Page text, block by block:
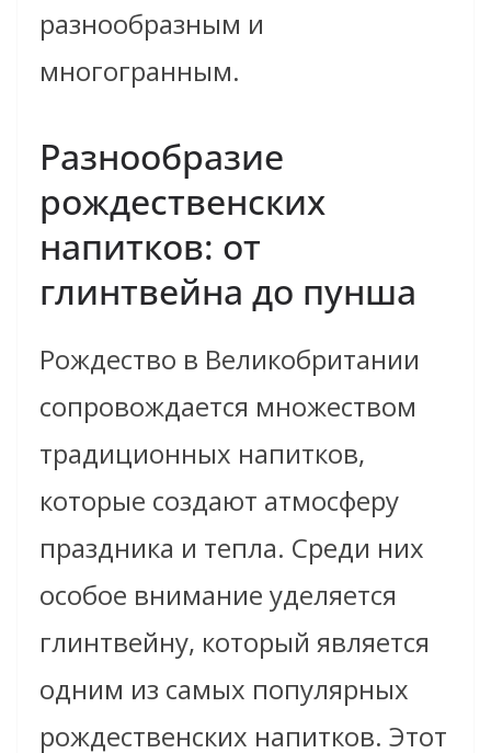
разнообразным и
многогранным.
Разнообразие
рождественских
напитков: от
глинтвейна до пунша
Рождество в Великобритании
сопровождается множеством
традиционных напитков,
которые создают атмосферу
праздника и тепла. Среди них
особое внимание уделяется
глинтвейну, который является
одним из самых популярных
рождественских напитков. Этот